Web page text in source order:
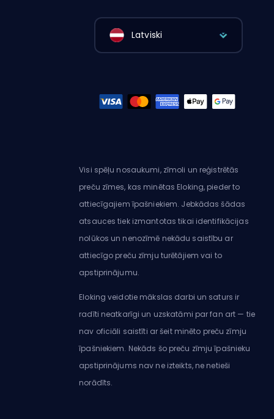
Latviski
Visi spēļu nosaukumi, zīmoli un reģistrētās
preču zīmes, kas minētas Eloking, pieder to
attiecīgajiem īpašniekiem. Jebkādas šādas
atsauces tiek izmantotas tikai identifikācijas
nolūkos un nenozīmē nekādu saistību ar
attiecīgo preču zīmju turētājiem vai to
apstiprinājumu.
Eloking veidotie mākslas darbi un saturs ir
radīti neatkarīgi un uzskatāmi par fan art — tie
nav oficiāli saistīti ar šeit minēto preču zīmju
īpašniekiem. Nekāds šo preču zīmju īpašnieku
apstiprinājums nav ne izteikts, ne netieši
norādīts.